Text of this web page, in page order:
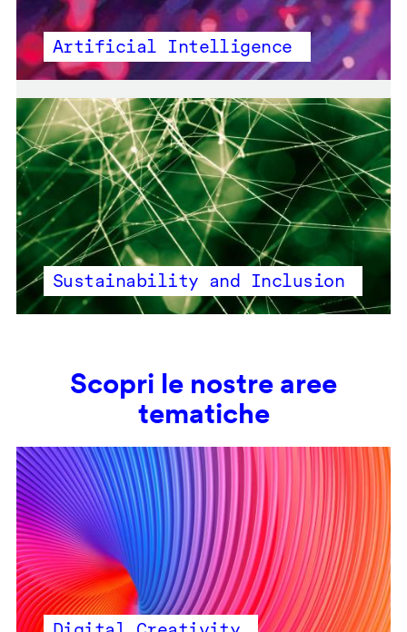
Artificial Intelligence
Sustainability and Inclusion
Scopri le nostre aree
tematiche